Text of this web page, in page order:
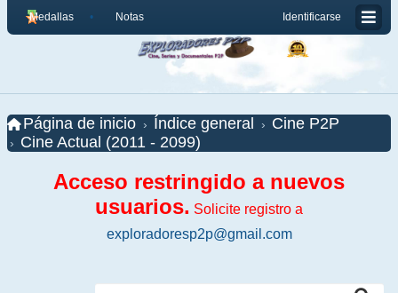
Identificarse
Medallas Notas
Página de inicio Índice general
Cine P2P
Cine Actual (2011 - 2099)
Acceso restringido a nuevos
usuarios. Solicite registro a
exploradoresp2p@gmail.com